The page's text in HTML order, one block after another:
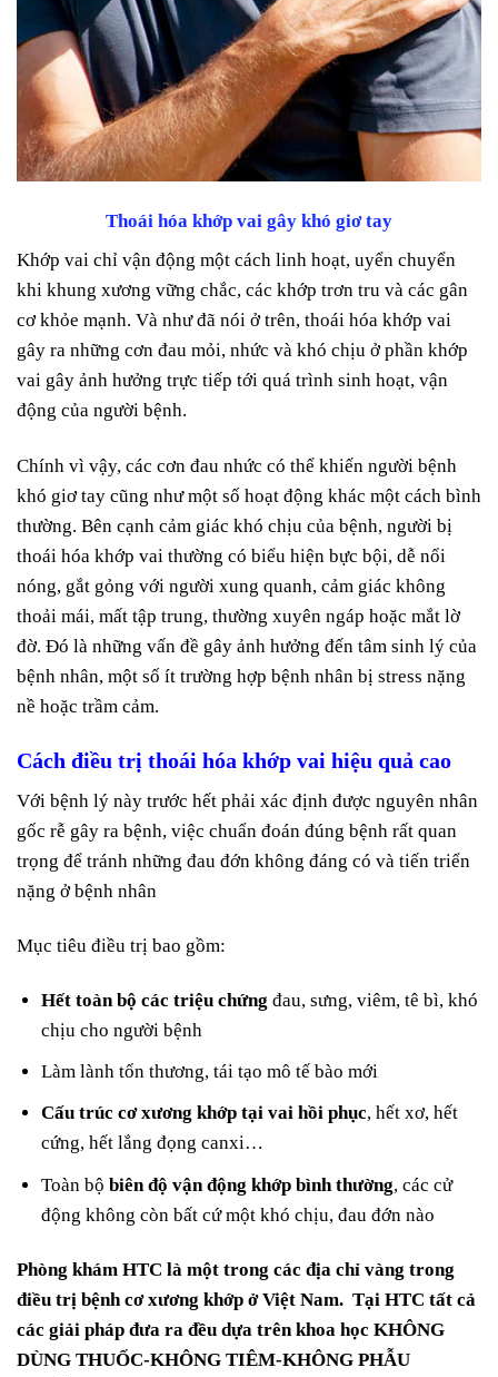
Thoái hóa khớp vai gây khó giơ tay
Khớp vai chỉ vận động một cách linh hoạt, uyển chuyển
khi khung xương vững chắc, các khớp trơn tru và các gân
cơ khỏe mạnh. Và như đã nói ở trên, thoái hóa khớp vai
gây ra những cơn đau mỏi, nhức và khó chịu ở phần khớp
vai gây ảnh hưởng trực tiếp tới quá trình sinh hoạt, vận
động của người bệnh.
Chính vì vậy, các cơn đau nhức có thể khiến người bệnh
khó giơ tay cũng như một số hoạt động khác một cách bình
thường. Bên cạnh cảm giác khó chịu của bệnh, người bị
thoái hóa khớp vai thường có biểu hiện bực bội, dễ nổi
nóng, gắt gỏng với người xung quanh, cảm giác không
thoải mái, mất tập trung, thường xuyên ngáp hoặc mắt lờ
đờ. Đó là những vấn đề gây ảnh hưởng đến tâm sinh lý của
bệnh nhân, một số ít trường hợp bệnh nhân bị stress nặng
nề hoặc trầm cảm.
Cách điều trị thoái hóa khớp vai hiệu quả cao
Với bệnh lý này trước hết phải xác định được nguyên nhân
gốc rễ gây ra bệnh, việc chuẩn đoán đúng bệnh rất quan
trọng để tránh những đau đớn không đáng có và tiến triển
nặng ở bệnh nhân
Mục tiêu điều trị bao gồm:
Hết toàn bộ các triệu chứng đau, sưng, viêm, tê bì, khó
chịu cho người bệnh
Làm lành tổn thương, tái tạo mô tế bào mới
Cấu trúc cơ xương khớp tại vai hồi phục, hết xơ, hết
cứng, hết lắng đọng canxi…
Toàn bộbiên độ vận động khớp bình thường, các cử
động không còn bất cứ một khó chịu, đau đớn nào
Phòng khám HTC là một trong các địa chỉ vàng trong
điều trị bệnh cơ xương khớp ở Việt Nam. Tại HTC tất cả
các giải pháp đưa ra đều dựa trên khoa học KHÔNG
DÙNG THUỐC-KHÔNG TIÊM-KHÔNG PHẪU